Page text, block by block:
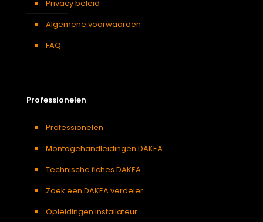
Privacy beleid
Algemene voorwaarden
FAQ
Professionelen
Professionelen
Montagehandleidingen DAKEA
Technische fiches DAKEA
Zoek een DAKEA verdeler
Opleidingen installateur